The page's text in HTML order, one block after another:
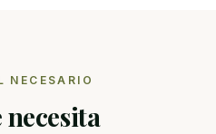
NECESARIO
necesita